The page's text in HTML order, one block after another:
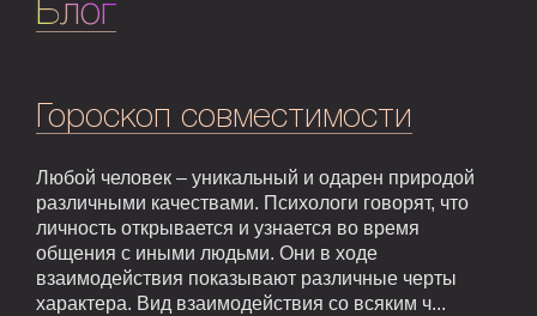
Блог
Гороскоп совместимости
Любой человек – уникальный и одарен природой
различными качествами. Психологи говорят, что
личность открывается и узнается во время
общения с иными людьми. Они в ходе
взаимодействия показывают различные черты
характера. Вид взаимодействия со всяким ч...